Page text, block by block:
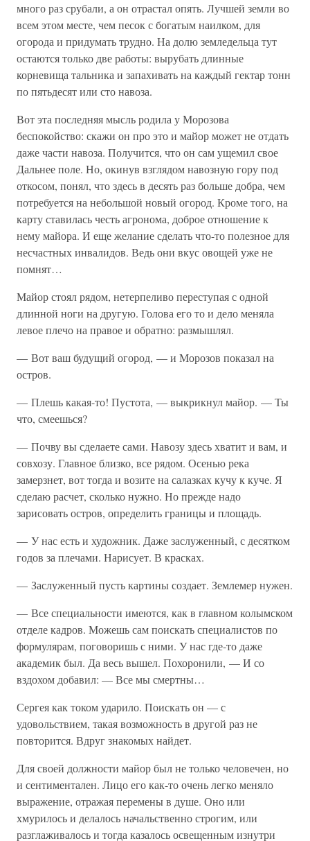
много раз срубали, а он отрастал опять. Лучшей земли во
всем этом месте, чем песок с богатым наилком, для
огорода и придумать трудно. На долю земледельца тут
остаются только две работы: вырубать длинные
корневища тальника и запахивать на каждый гектар тонн
по пятьдесят или сто навоза.
Вот эта последняя мысль родила у Морозова
беспокойство: скажи он про это и майор может не отдать
даже части навоза. Получится, что он сам ущемил свое
Дальнее поле. Но, окинув взглядом навозную гору под
откосом, понял, что здесь в десять раз больше добра, чем
потребуется на небольшой новый огород. Кроме того, на
карту ставилась честь агронома, доброе отношение к
нему майора. И еще желание сделать что-то полезное для
несчастных инвалидов. Ведь они вкус овощей уже не
помнят…
Майор стоял рядом, нетерпеливо переступая с одной
длинной ноги на другую. Голова его то и дело меняла
левое плечо на правое и обратно: размышлял.
— Вот ваш будущий огород, — и Морозов показал на
остров.
— Плешь какая-то! Пустота, — выкрикнул майор. — Ты
что, смеешься?
— Почву вы сделаете сами. Навозу здесь хватит и вам, и
совхозу. Главное близко, все рядом. Осенью река
замерзнет, вот тогда и возите на салазках кучу к куче. Я
сделаю расчет, сколько нужно. Но прежде надо
зарисовать остров, определить границы и площадь.
— У нас есть и художник. Даже заслуженный, с десятком
годов за плечами. Нарисует. В красках.
— Заслуженный пусть картины создает. Землемер нужен.
— Все специальности имеются, как в главном колымском
отделе кадров. Можешь сам поискать специалистов по
формулярам, поговоришь с ними. У нас где-то даже
академик был. Да весь вышел. Похоронили, — И со
вздохом добавил: — Все мы смертны…
Сергея как током ударило. Поискать он — с
удовольствием, такая возможность в другой раз не
повторится. Вдруг знакомых найдет.
Для своей должности майор был не только человечен, но
и сентиментален. Лицо его как-то очень легко меняло
выражение, отражая перемены в душе. Оно или
хмурилось и делалось начальственно строгим, или
разглаживалось и тогда казалось освещенным изнутри